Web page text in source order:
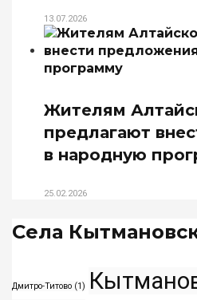
13.07.2026
Жителям
предлагают
в народную
25.02.2026
Села
Дмитро-Титово (1)